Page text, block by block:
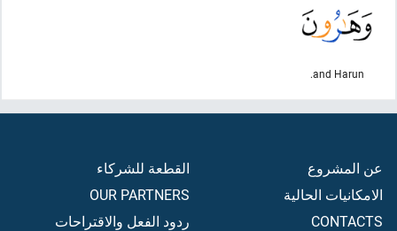
and Harun.
عن المشروع
الامكانيات الحالية
CONTACTS
القطعة للشركاء
OUR PARTNERS
ردود الفعل والاقتراحات